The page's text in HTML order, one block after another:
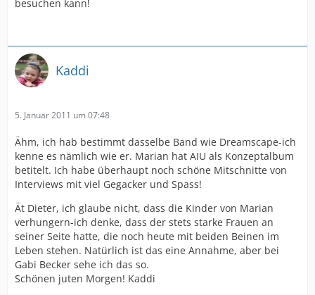
besuchen kann!
Kaddi
5. Januar 2011 um 07:48
Ähm, ich hab bestimmt dasselbe Band wie Dreamscape-ich
kenne es nämlich wie er. Marian hat AIU als Konzeptalbum
betitelt. Ich habe überhaupt noch schöne Mitschnitte von
Interviews mit viel Gegacker und Spass!
Ät Dieter, ich glaube nicht, dass die Kinder von Marian
verhungern-ich denke, dass der stets starke Frauen an
seiner Seite hatte, die noch heute mit beiden Beinen im
Leben stehen. Natürlich ist das eine Annahme, aber bei
Gabi Becker sehe ich das so.
Schönen juten Morgen! Kaddi